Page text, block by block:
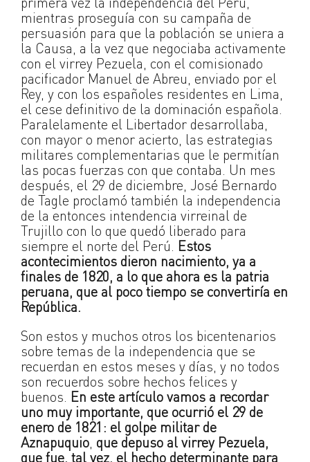
mientras proseguía con su campaña de
persuasión para que la población se uniera a
la Causa, a la vez que negociaba activamente
con el virrey Pezuela, con el comisionado
pacificador Manuel de Abreu, enviado por el
Rey, y con los españoles residentes en Lima,
el cese definitivo de la dominación española.
Paralelamente el Libertador desarrollaba,
con mayor o menor acierto, las estrategias
militares complementarias que le permitían
las pocas fuerzas con que contaba. Un mes
después, el 29 de diciembre, José Bernardo
de Tagle proclamó también la independencia
de la entonces intendencia virreinal de
Trujillo con lo que quedó liberado para
siempre el norte del Perú. Estos
acontecimientos dieron nacimiento, ya a
finales de 1820, a lo que ahora es la patria
peruana, que al poco tiempo se convertiría en
República.
Son estos y muchos otros los bicentenarios
sobre temas de la independencia que se
recuerdan en estos meses y días, y no todos
son recuerdos sobre hechos felices y
buenos. En este artículo vamos a recordar
uno muy importante, que ocurrió el 29 de
enero de 1821: el golpe militar de
Aznapuquio, que depuso al virrey Pezuela,
que fue, tal vez, el hecho determinante para